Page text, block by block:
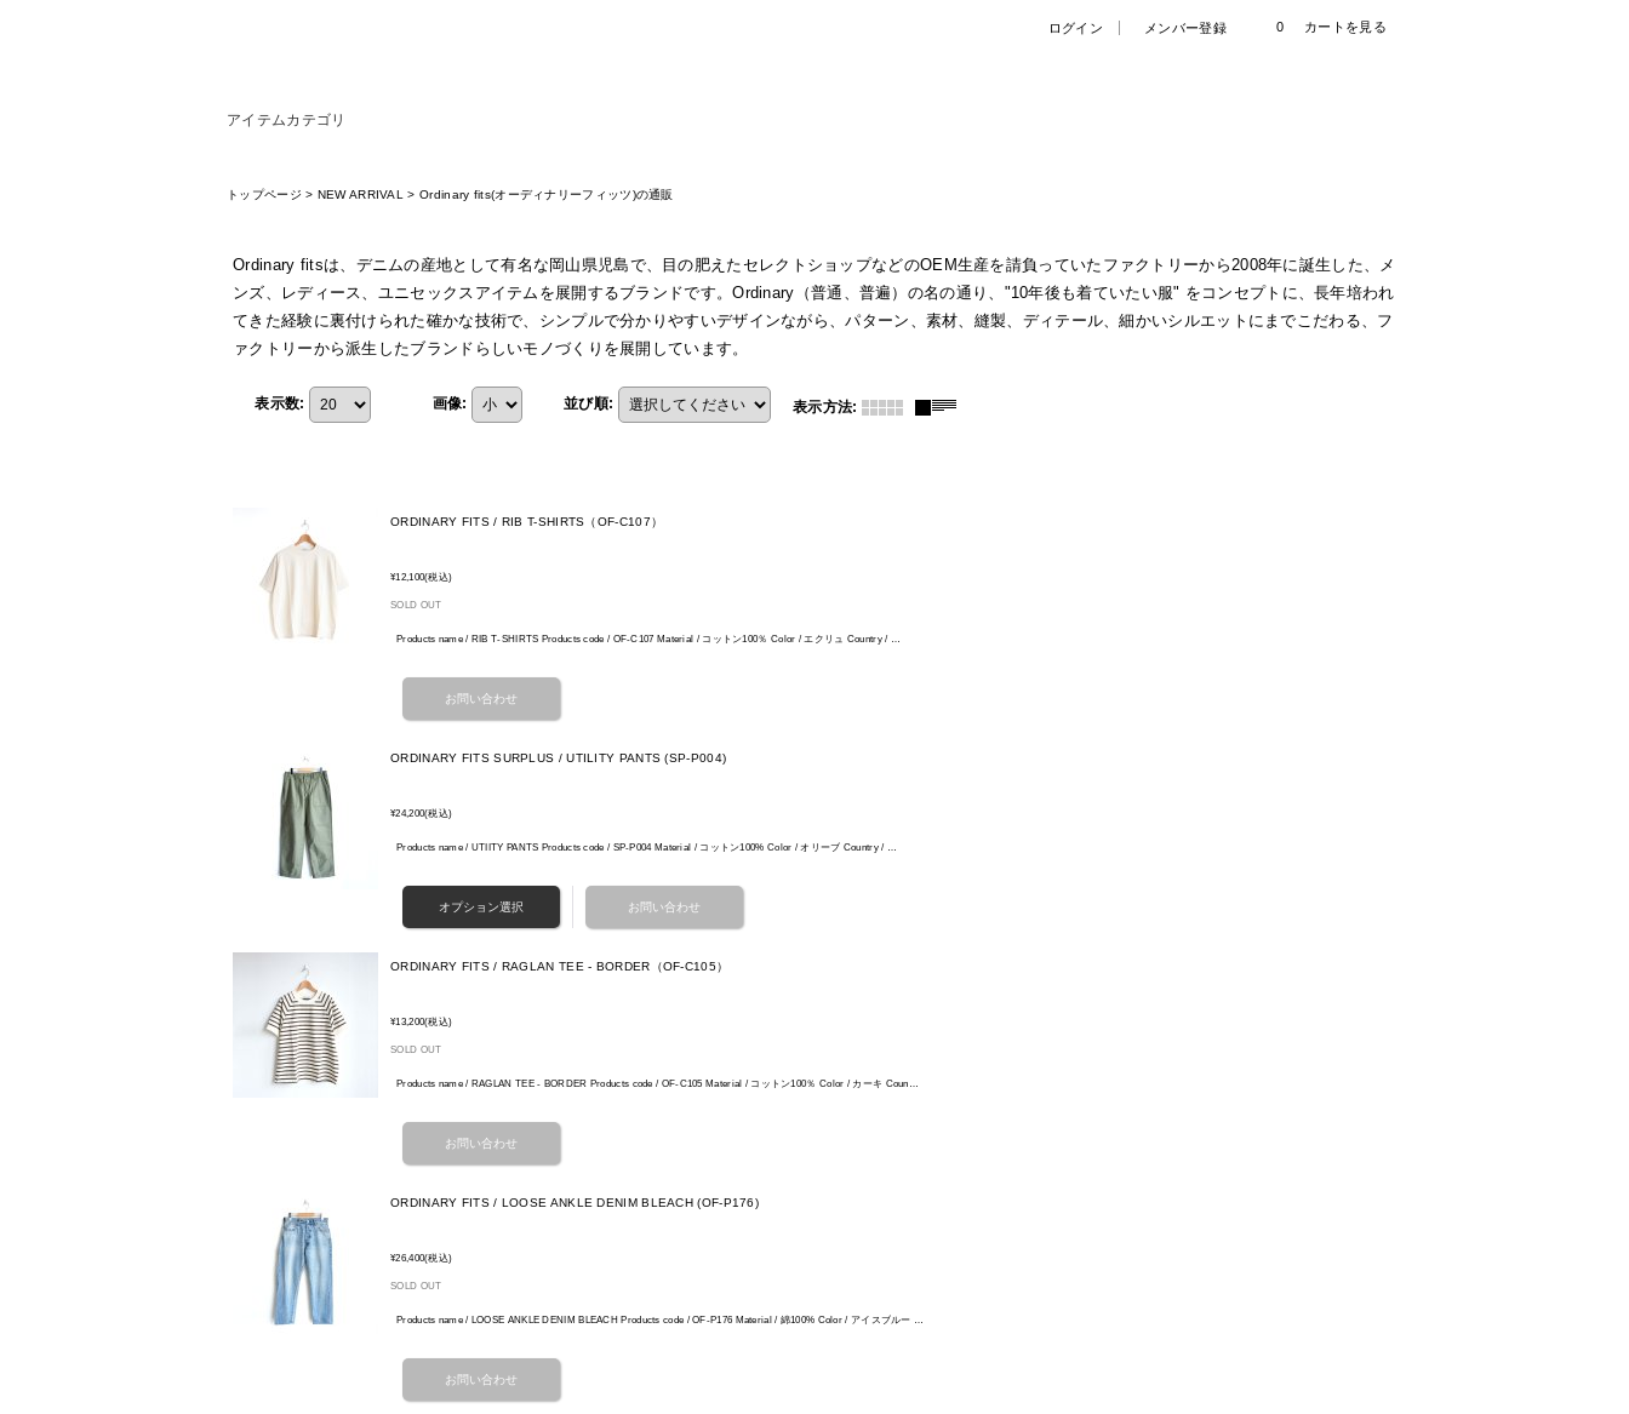
0 カートを見る
ログイン メンバー登録
アイテムカテゴリ
トップページ > NEW ARRIVAL > Ordinary fits(オーディナリーフィッツ)の通販
Ordinary fitsは、デニムの産地として有名な岡山県児島で、目の肥えたセレクトショップなどのOEM生産を請負っていたファクトリーから2008年に誕生した、メ
ンズ、レディース、ユニセックスアイテムを展開するブランドです。Ordinary（普通、普遍）の名の通り、"10年後も着ていたい服" をコンセプトに、長年培われ
てきた経験に裏付けられた確かな技術で、シンプルで分かりやすいデザインながら、パターン、素材、縫製、ディテール、細かいシルエットにまでこだわる、フ
ァクトリーから派生したブランドらしいモノづくりを展開しています。
表示数: 画像: 並び順: 表示方法:
ORDINARY FITS / RIB T-SHIRTS（OF-C107）
¥12,100(税込)
SOLD OUT
Products name / RIB T-SHIRTS Products code / OF-C107 Material / コットン100％ Color / エクリュ Country / …
ORDINARY FITS SURPLUS / UTILITY PANTS (SP-P004)
¥24,200(税込)
Products name / UTIITY PANTS Products code / SP-P004 Material / コットン100% Color / オリーブ Country / …
ORDINARY FITS / RAGLAN TEE - BORDER（OF-C105）
¥13,200(税込)
SOLD OUT
Products name / RAGLAN TEE - BORDER Products code / OF-C105 Material / コットン100％ Color / カーキ Coun…
ORDINARY FITS / LOOSE ANKLE DENIM BLEACH (OF-P176)
¥26,400(税込)
SOLD OUT
Products name / LOOSE ANKLE DENIM BLEACH Products code / OF-P176 Material / 綿100% Color / アイスブルー …